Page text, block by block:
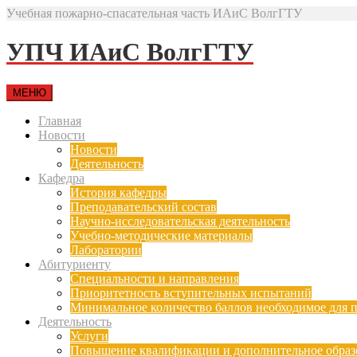
Учебная пожарно-спасательная часть ИАиС ВолгГТУ
УПЧ ИАиС ВолгГТУ
МЕНЮ
Главная
Новости
Новости
Деятельность
Кафедра
История кафедры
Преподавательский состав
Научно-исследовательская деятельность
Учебно-методические материалы
Лаборатории
Абитуриенту
Специальности и направления
Приоритетность вступительных испытаний
Минимальное количество баллов необходимое для
Деятельность
Услуги
Повышение квалификации и дополнительное